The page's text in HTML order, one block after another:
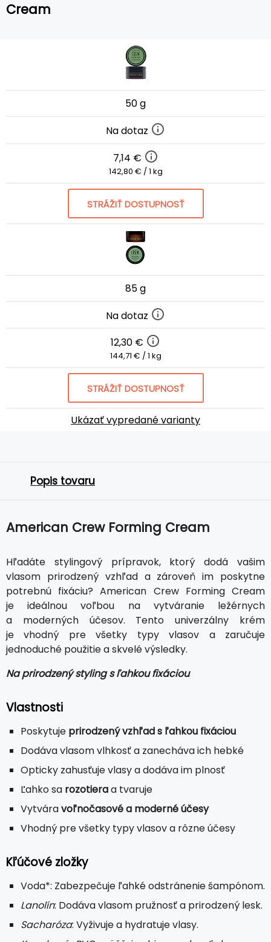
Cream
50 g
Na dotaz
7,14 €
142,80 € / 1 kg
STRÁŽIŤ DOSTUPNOSŤ
85 g
Na dotaz
12,30 €
144,71 € / 1 kg
STRÁŽIŤ DOSTUPNOSŤ
Ukázať vypredané varianty
Popis tovaru
American Crew Forming Cream
Hľadáte stylingový prípravok, ktorý dodá vašim
vlasom prirodzený vzhľad a zároveň im poskytne
potrebnú fixáciu? American Crew Forming Cream
je ideálnou voľbou na vytváranie ležérnych
a moderných účesov. Tento univerzálny krém
je vhodný pre všetky typy vlasov a zaručuje
jednoduché použitie a skvelé výsledky.
Na prirodzený styling s ľahkou fixáciou
Vlastnosti
Poskytuje prirodzený vzhľad s ľahkou fixáciou
Dodáva vlasom vlhkosť a zanecháva ich hebké
Opticky zahusťuje vlasy a dodáva im plnosť
Ľahko sa rozotieraa tvaruje
Vytváravoľnočasové a moderné účesy
Vhodný pre všetky typy vlasov a rôzne účesy
Kľúčové zložky
Voda*: Zabezpečuje ľahké odstránenie šampónom.
Lanolín: Dodáva vlasom pružnosť a prirodzený lesk.
Sacharóza: Vyživuje a hydratuje vlasy.